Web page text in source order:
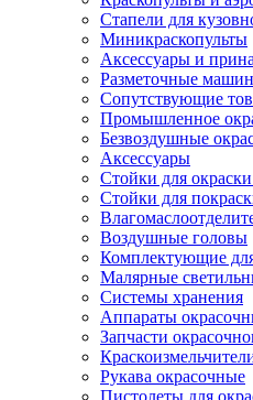
Стапели для
Миникраскопульты
Аксессуары и
Разметочные
Сопутствующие
Промышленное
Безвоздушные
Аксессуары
Стойки для
Стойки для
Воздушные головы
Комплектующие
Малярные
Системы хранения
Аппараты
Запчасти
Рукава окрасочные
Пистолеты для